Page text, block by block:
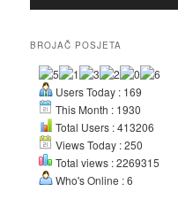
BROJAČ POSJETA
Users Today : 169
This Month : 1930
Total Users : 413206
Views Today : 250
Total views : 2269315
Who's Online : 6